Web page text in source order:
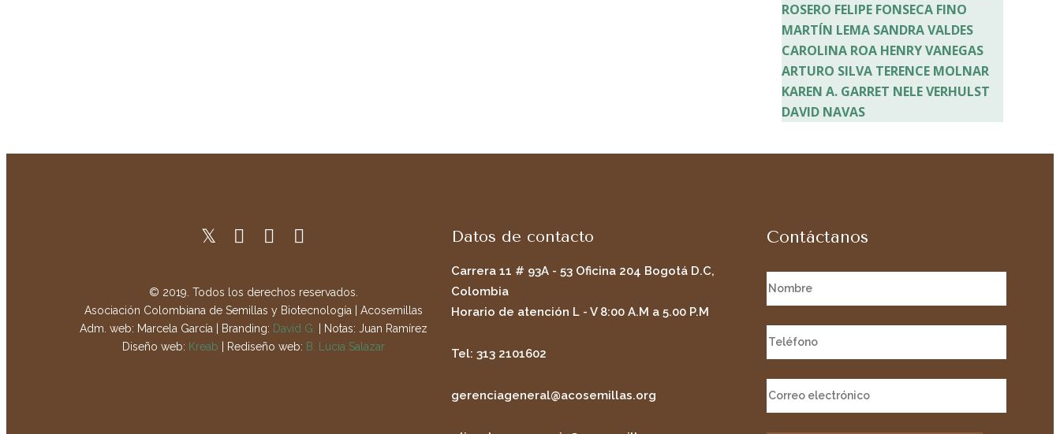
ROSERO FELIPE FONSECA FINO
MARTÍN LEMA SANDRA VALDES
CAROLINA ROA HENRY VANEGAS
ARTURO SILVA TERENCE MOLNAR
KAREN A. GARRET NELE VERHULST
DAVID NAVAS
© 2019. Todos los derechos reservados.
Asociación Colombiana de Semillas y Biotecnología | Acosemillas
Adm. web: Marcela García | Branding: David G. | Notas: Juan Ramírez
Diseño web: Kreab | Rediseño web: B. Lucia Salazar
Datos de contacto
Carrera 11 # 93A - 53 Oficina 204 Bogotá D.C,
Colombia
Horario de atención L - V 8:00 A.M a 5.00 P.M
Tel: 313 2101602
gerenciageneral@acosemillas.org
Contáctanos